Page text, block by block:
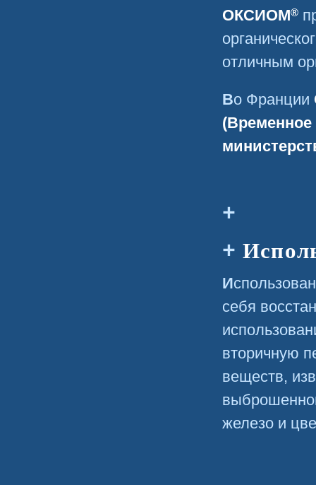
ОКСИОМ®
отличным
Во Франции
Использование вещества включает в
себя
вторичную
веществ,
железо и